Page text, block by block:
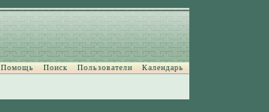
Помощь Поиск Пользователи Календарь